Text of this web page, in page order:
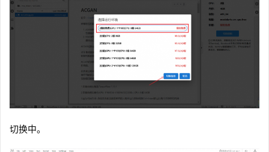
切换中。